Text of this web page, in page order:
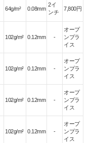
64g/m² 0.08mm
2イ
ンチ
7,800円
102g/m² 0.12mm -
オープ
ンプラ
イス
102g/m² 0.12mm -
オープ
ンプラ
イス
102g/m² 0.12mm -
オープ
ンプラ
イス
102g/m² 0.12mm -
オープ
ンプラ
イス